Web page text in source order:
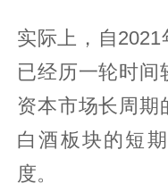
实际上，自
已经历一轮时间
资本市场长周期
白酒板块的短
度。